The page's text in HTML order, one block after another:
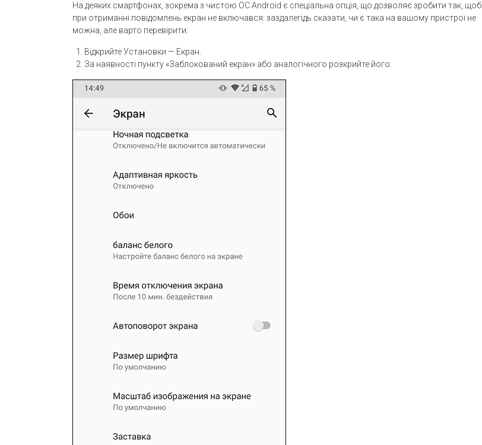
На деяких смартфонах, зокрема з чистою ОС Android є спеціальна опція, що дозволяє зробити так, щоб
при отриманні повідомлень екран не включався: заздалегідь сказати, чи є така на вашому пристрої не
можна, але варто перевірити:
Відкрийте Установки — Екран.
За наявності пункту «Заблокований екран» або аналогічного розкрийте його.